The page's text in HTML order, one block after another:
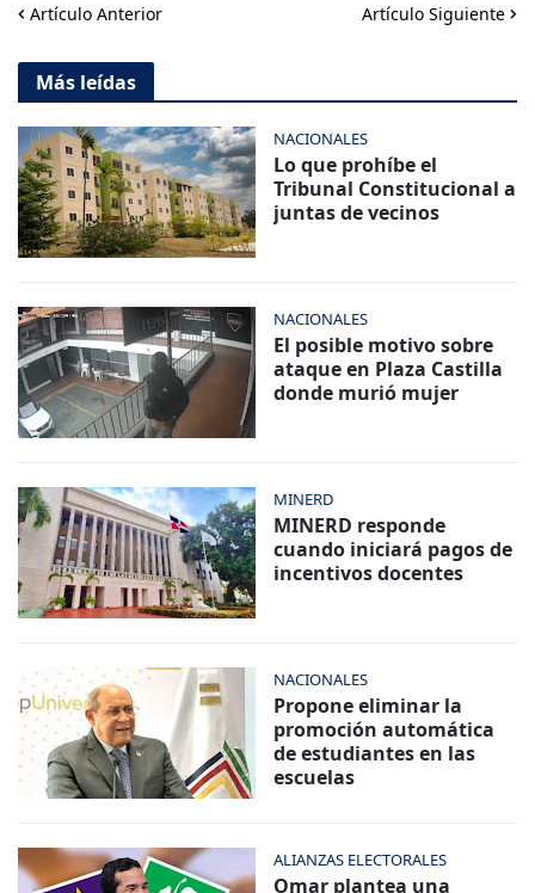
Artículo Anterior Artículo Siguiente
Más leídas
NACIONALES
Lo que prohíbe el
Tribunal Constitucional a
juntas de vecinos
NACIONALES
El posible motivo sobre
ataque en Plaza Castilla
donde murió mujer
MINERD
MINERD responde
cuando iniciará pagos de
incentivos docentes
NACIONALES
Propone eliminar la
promoción automática
de estudiantes en las
escuelas
ALIANZAS ELECTORALES
Omar plantea una